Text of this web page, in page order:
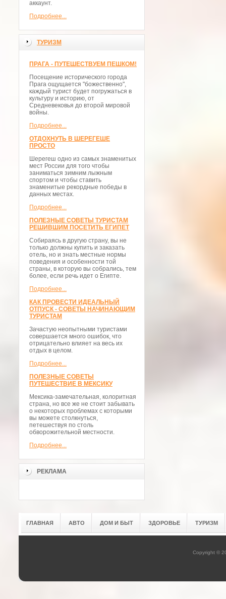
аккаунт.
Подробнее...
ТУРИЗМ
ПРАГА - ПУТЕШЕСТВУЕМ ПЕШКОМ!
Посещение исторического города
Прага ощущается "божественно",
каждый турист будет погружаться в
культуру и историю, от
Средневековья до второй мировой
войны.
Подробнее...
ОТДОХНУТЬ В ШЕРЕГЕШЕ
ПРОСТО
Шерегеш одно из самых знаменитых
мест России для того чтобы
заниматься зимним лыжным
спортом и чтобы ставить
знаменитые рекордные победы в
данных местах.
Подробнее...
ПОЛЕЗНЫЕ СОВЕТЫ ТУРИСТАМ
РЕШИВШИМ ПОСЕТИТЬ ЕГИПЕТ
Собираясь в другую страну, вы не
только должны купить и заказать
отель, но и знать местные нормы
поведения и особенности той
страны, в которую вы собрались, тем
более, если речь идет о Египте.
Подробнее...
КАК ПРОВЕСТИ ИДЕАЛЬНЫЙ
ОТПУСК - СОВЕТЫ НАЧИНАЮЩИМ
ТУРИСТАМ
Зачастую неопытными туристами
совершается много ошибок, что
отрицательно влияет на весь их
отдых в целом.
Подробнее...
ПОЛЕЗНЫЕ СОВЕТЫ
ПУТЕШЕСТВИЕ В МЕКСИКУ
Мексика-замечательная, колоритная
страна, но все же не стоит забывать
о некоторых проблемах с которыми
вы можете столкнуться,
петешествуя по столь
обворожительной местности.
Подробнее...
РЕКЛАМА
ГЛАВНАЯ АВТО ДОМ И БЫТ ЗДОРОВЬЕ ТУРИЗМ
Copyright ©